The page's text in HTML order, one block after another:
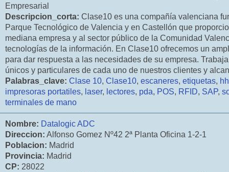
Empresarial
Descripcion_corta: Clase10 es una compañía valenciana
Parque Tecnológico de Valencia y en Castellón que
mediana empresa y al sector público de la Comunidad
tecnologías de la información. En Clase10 ofrecemos un
para dar respuesta a las necesidades de su empresa.
únicos y particulares de cada uno de nuestros clientes y
Palabras_clave: Clase 10, Clase10, escaneres, etiquetas,
impresoras portatiles, laser, lectores, pda, POS, RFID, SAP,
terminales de mano
Nombre: Datalogic ADC
Direccion: Alfonso Gomez Nº42 2ª Planta Oficina 1-2-1
Poblacion: Madrid
Provincia: Madrid
CP: 28022